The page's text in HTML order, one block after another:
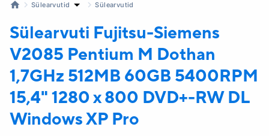
Sülearvutid Sülearvutid
Sülearvuti Fujitsu-Siemens
V2085 Pentium M Dothan
1,7GHz 512MB 60GB 5400RPM
15,4" 1280 x 800 DVD+-RW DL
Windows XP Pro